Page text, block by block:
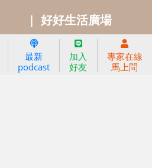
最新
podcast
加入
好友
專家在線
馬上問